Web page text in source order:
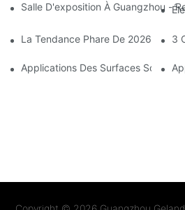
Salle D'exposition À Guangzhou -
La Tendance Phare De 2026 : Le3
Applications Des Surfaces Solides :